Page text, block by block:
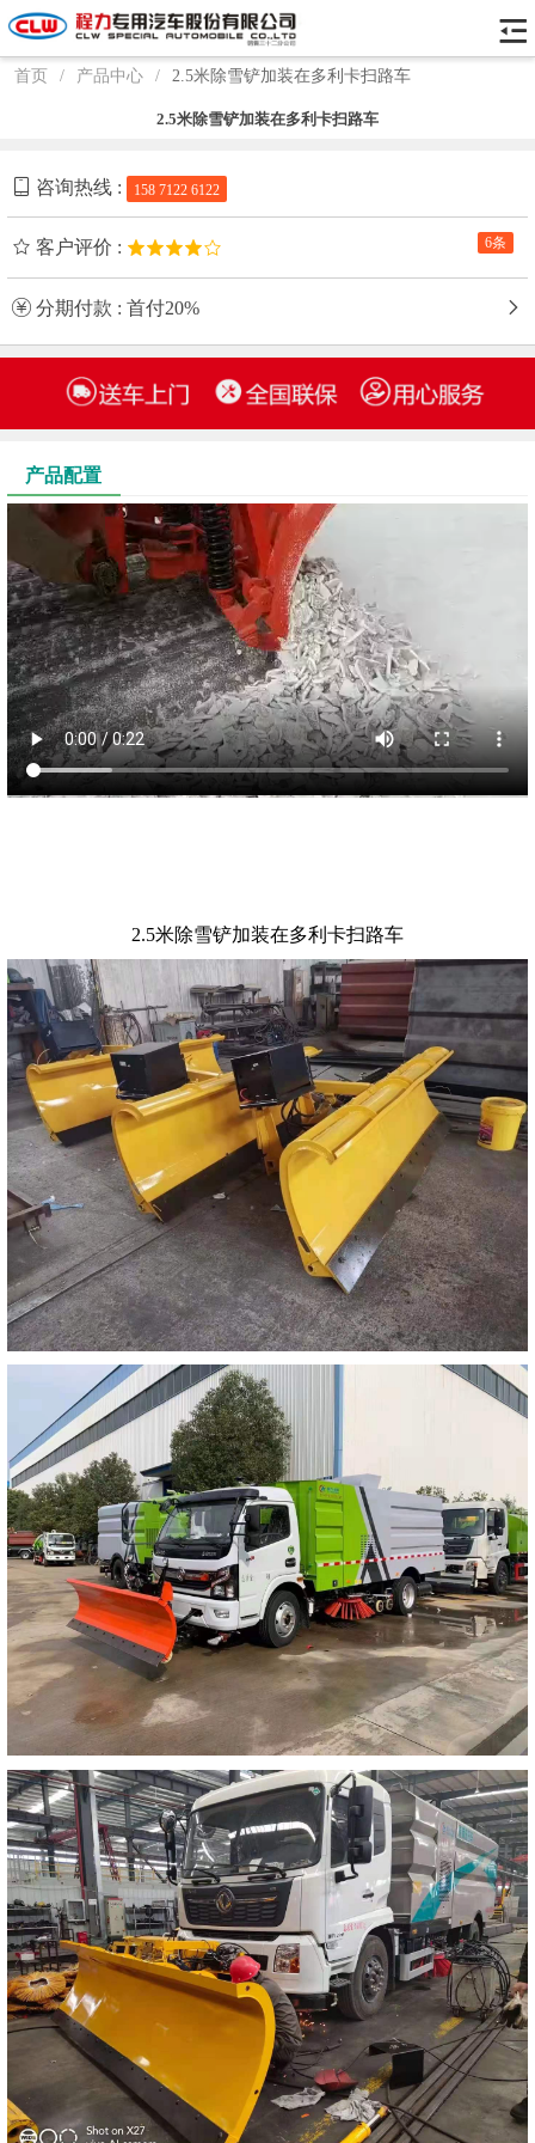
首页 / 产品中心 / 2.5米除雪铲加装在多利卡扫路车
2.5米除雪铲加装在多利卡扫路车
咨询热线 : 158 7122 6122
6条
客户评价 :
分期付款 : 首付20%
产品配置
2.5米除雪铲加装在多利卡扫路车